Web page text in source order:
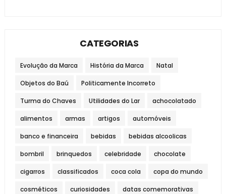
CATEGORIAS
Evolução da Marca História da Marca Natal
Objetos do Baú Politicamente Incorreto
Turma do Chaves Utilidades do Lar achocolatado
alimentos armas artigos automóveis
banco e financeira bebidas bebidas alcoolicas
bombril brinquedos celebridade chocolate
cigarros classificados coca cola copa do mundo
cosméticos curiosidades datas comemorativas